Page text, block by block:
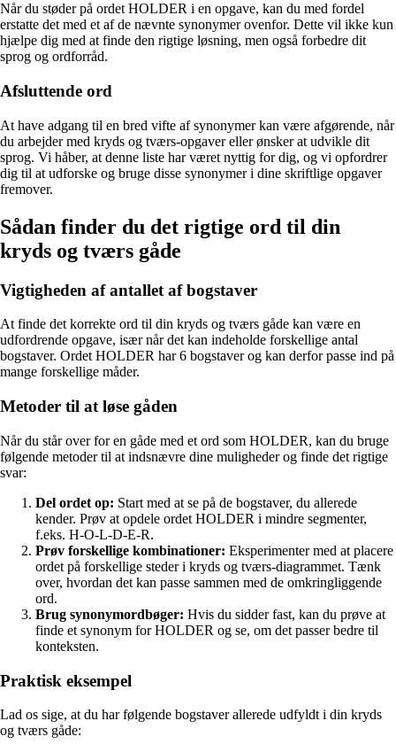
Når du støder på ordet HOLDER i en opgave, kan du med fordel
erstatte det med et af de nævnte synonymer ovenfor. Dette vil ikke kun
hjælpe dig med at finde den rigtige løsning, men også forbedre dit
sprog og ordforråd.
Afsluttende ord
At have adgang til en bred vifte af synonymer kan være afgørende, når
du arbejder med kryds og tværs-opgaver eller ønsker at udvikle dit
sprog. Vi håber, at denne liste har været nyttig for dig, og vi opfordrer
dig til at udforske og bruge disse synonymer i dine skriftlige opgaver
fremover.
Sådan finder du det rigtige ord til din
kryds og tværs gåde
Vigtigheden af antallet af bogstaver
At finde det korrekte ord til din kryds og tværs gåde kan være en
udfordrende opgave, især når det kan indeholde forskellige antal
bogstaver. Ordet HOLDER har 6 bogstaver og kan derfor passe ind på
mange forskellige måder.
Metoder til at løse gåden
Når du står over for en gåde med et ord som HOLDER, kan du bruge
følgende metoder til at indsnævre dine muligheder og finde det rigtige
svar:
Del ordet op: Start med at se på de bogstaver, du allerede
kender. Prøv at opdele ordet HOLDER i mindre segmenter,
f.eks. H-O-L-D-E-R.
Prøv forskellige kombinationer: Eksperimenter med at placere
ordet på forskellige steder i kryds og tværs-diagrammet. Tænk
over, hvordan det kan passe sammen med de omkringliggende
ord.
Brug synonymordbøger: Hvis du sidder fast, kan du prøve at
finde et synonym for HOLDER og se, om det passer bedre til
konteksten.
Praktisk eksempel
Lad os sige, at du har følgende bogstaver allerede udfyldt i din kryds
og tværs gåde: